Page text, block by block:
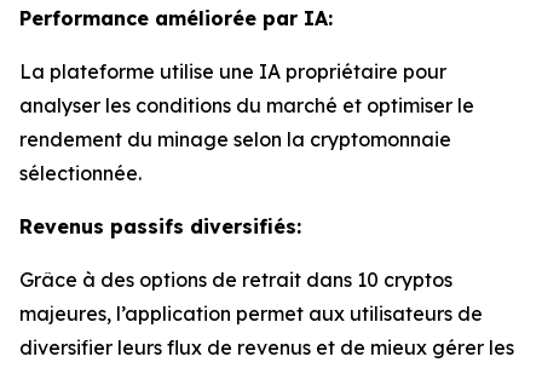
Performance améliorée par IA:
La plateforme utilise une IA propriétaire pour
analyser les conditions du marché et optimiser le
rendement du minage selon la cryptomonnaie
sélectionnée.
Revenus passifs diversifiés:
Grâce à des options de retrait dans 10 cryptos
majeures, l’application permet aux utilisateurs de
diversifier leurs flux de revenus et de mieux gérer les